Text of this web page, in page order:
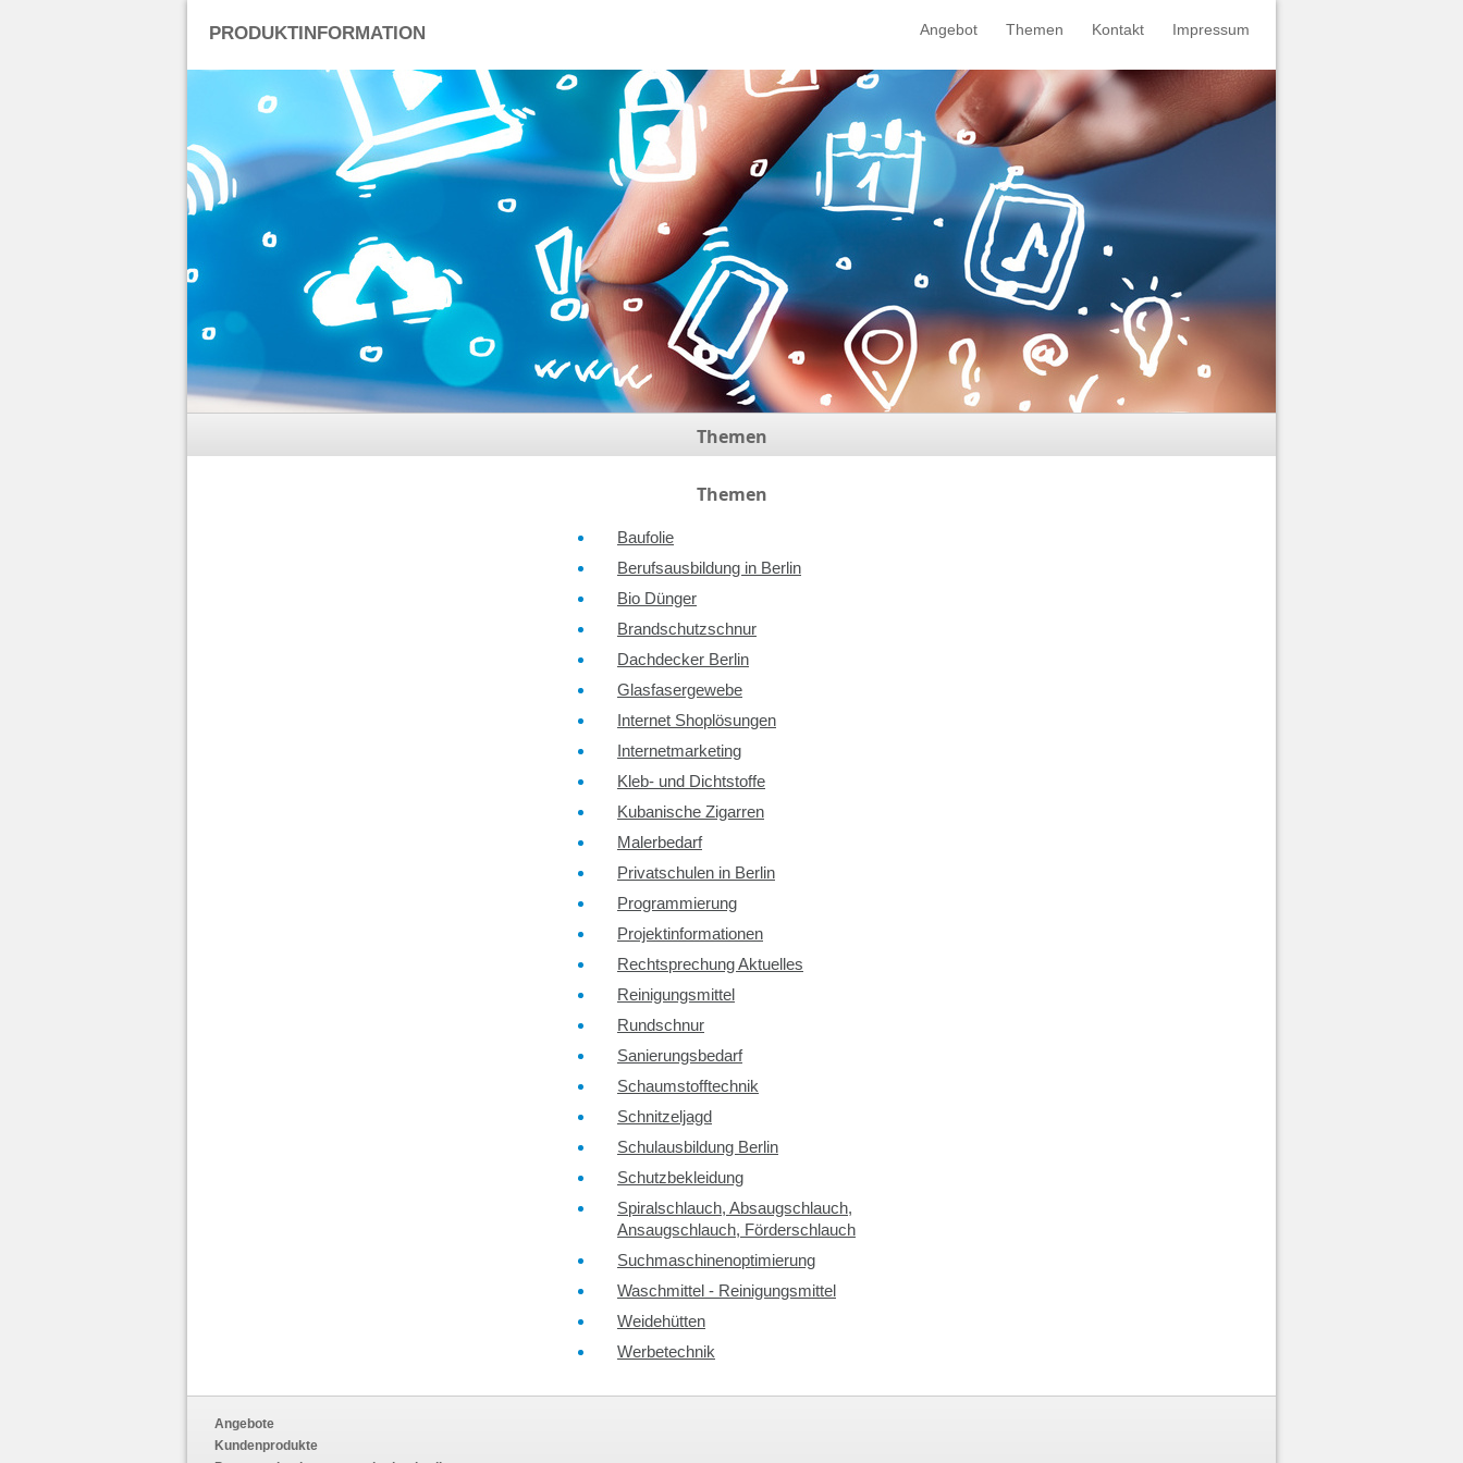
PRODUKTINFORMATION Angebot Themen Kontakt Impressum
Themen
Themen
Baufolie
Berufsausbildung in Berlin
Bio Dünger
Brandschutzschnur
Dachdecker Berlin
Glasfasergewebe
Internet Shoplösungen
Internetmarketing
Kleb- und Dichtstoffe
Kubanische Zigarren
Malerbedarf
Privatschulen in Berlin
Programmierung
Projektinformationen
Rechtsprechung Aktuelles
Reinigungsmittel
Rundschnur
Sanierungsbedarf
Schaumstofftechnik
Schnitzeljagd
Schulausbildung Berlin
Schutzbekleidung
Spiralschlauch, Absaugschlauch,
Ansaugschlauch, Förderschlauch
Suchmaschinenoptimierung
Waschmittel - Reinigungsmittel
Weidehütten
Werbetechnik
Angebote
Kundenprodukte